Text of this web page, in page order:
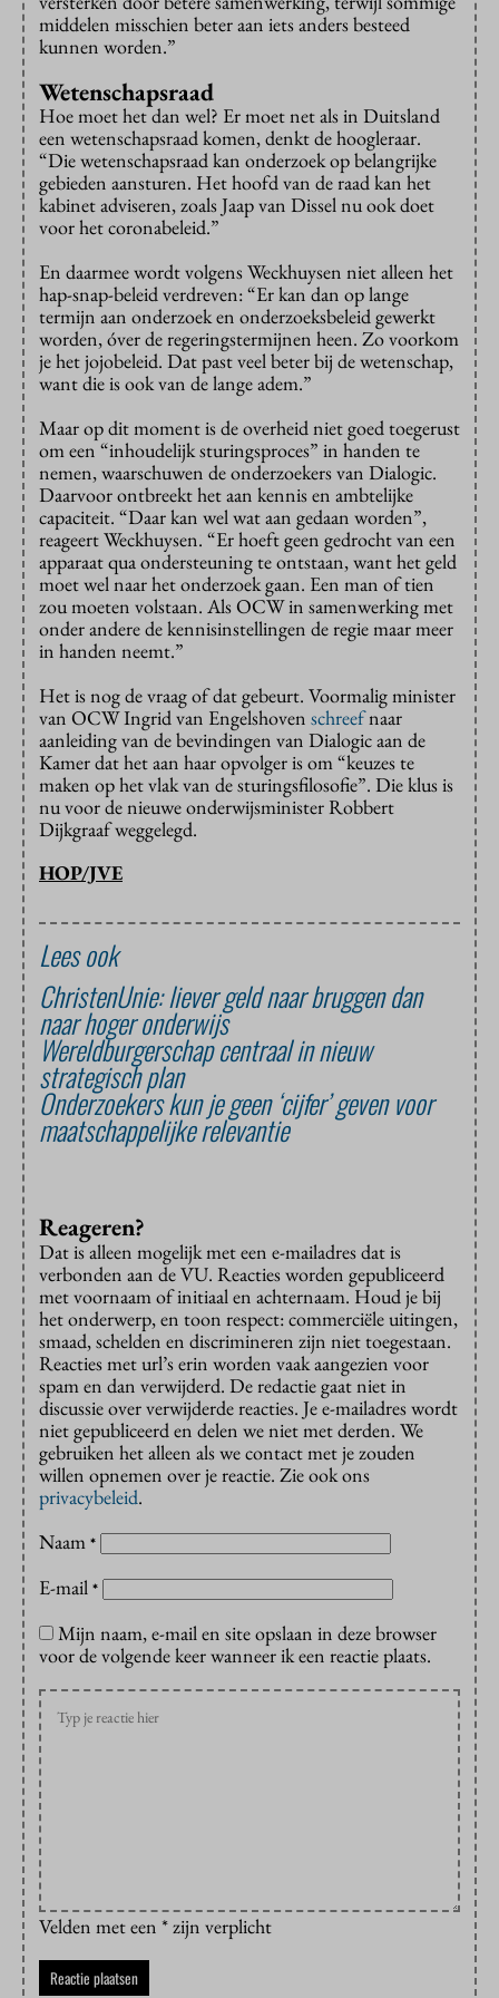
middelen misschien beter aan iets anders besteed
kunnen worden.”
Wetenschapsraad
Hoe moet het dan wel? Er moet net als in Duitsland
een wetenschapsraad komen, denkt de hoogleraar.
“Die wetenschapsraad kan onderzoek op belangrijke
gebieden aansturen. Het hoofd van de raad kan het
kabinet adviseren, zoals Jaap van Dissel nu ook doet
voor het coronabeleid.”
En daarmee wordt volgens Weckhuysen niet alleen het
hap-snap-beleid verdreven: “Er kan dan op lange
termijn aan onderzoek en onderzoeksbeleid gewerkt
worden, óver de regeringstermijnen heen. Zo voorkom
je het jojobeleid. Dat past veel beter bij de wetenschap,
want die is ook van de lange adem.”
Maar op dit moment is de overheid niet goed toegerust
om een “inhoudelijk sturingsproces” in handen te
nemen, waarschuwen de onderzoekers van Dialogic.
Daarvoor ontbreekt het aan kennis en ambtelijke
capaciteit. “Daar kan wel wat aan gedaan worden”,
reageert Weckhuysen. “Er hoeft geen gedrocht van een
apparaat qua ondersteuning te ontstaan, want het geld
moet wel naar het onderzoek gaan. Een man of tien
zou moeten volstaan. Als OCW in samenwerking met
onder andere de kennisinstellingen de regie maar meer
in handen neemt.”
Het is nog de vraag of dat gebeurt. Voormalig minister
van OCW Ingrid van Engelshoven schreefnaar
aanleiding van de bevindingen van Dialogic aan de
Kamer dat het aan haar opvolger is om “keuzes te
maken op het vlak van de sturingsfilosofie”. Die klus is
nu voor de nieuwe onderwijsminister Robbert
Dijkgraaf weggelegd.
HOP/JVE
Lees ook
ChristenUnie: liever geld naar bruggen dan
naar hoger onderwijs
Wereldburgerschap centraal in nieuw
strategisch plan
Onderzoekers kun je geen ‘cijfer’ geven voor
maatschappelijke relevantie
Reageren?
Dat is alleen mogelijk met een e-mailadres dat is
verbonden aan de VU. Reacties worden gepubliceerd
met voornaam of initiaal en achternaam. Houd je bij
het onderwerp, en toon respect: commerciële uitingen,
smaad, schelden en discrimineren zijn niet toegestaan.
Reacties met url’s erin worden vaak aangezien voor
spam en dan verwijderd. De redactie gaat niet in
discussie over verwijderde reacties. Je e-mailadres wordt
niet gepubliceerd en delen we niet met derden. We
gebruiken het alleen als we contact met je zouden
willen opnemen over je reactie. Zie ook ons
privacybeleid.
Naam *
E-mail *
Mijn naam, e-mail en site opslaan in deze browser
voor de volgende keer wanneer ik een reactie plaats.
Velden met een * zijn verplicht